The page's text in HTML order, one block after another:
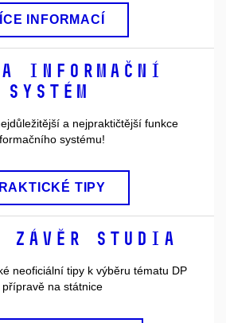
INFORMACÍ
Informační
Systém
a nejpraktičtější funkce
systému!
TIPY
závěr studia
neoficiální tipy k výběru tématu DP
přípravě na státnice